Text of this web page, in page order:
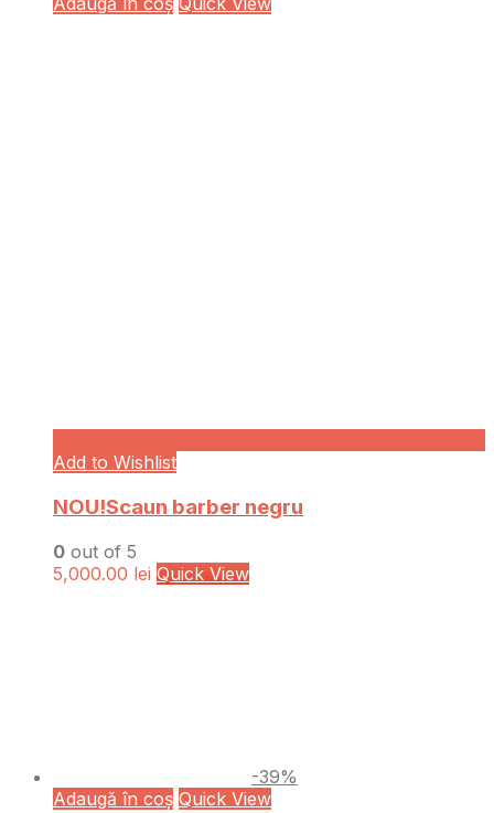
Add to Wishlist
NOU!Scaun barber negru
0 out of 5
5,000.00 lei Quick View
-39%
Adaugă în coș Quick View